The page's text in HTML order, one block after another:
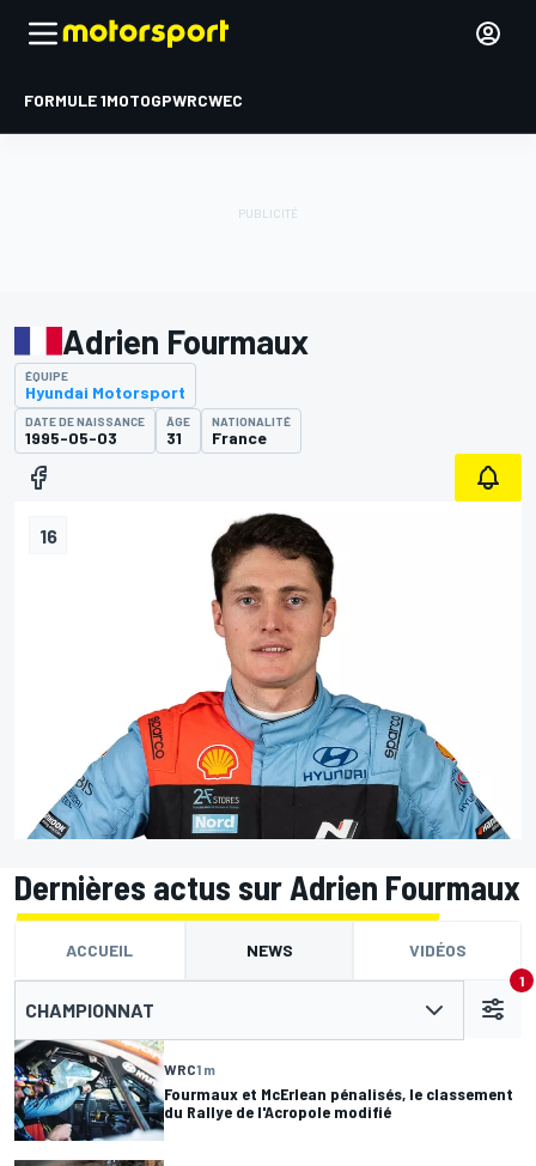
FORMULE 1MOTOGPWRCWEC
16
Adrien Fourmaux
ÉQUIPE
Hyundai Motorsport
DATE DE NAISSANCE
1995-05-03
ÂGE
31
NATIONALITÉ
France
Dernières actus sur Adrien Fourmaux
ACCUEIL NEWS VIDÉOS
CHAMPIONNAT
1
WRC1 m
Fourmaux et McErlean pénalisés, le classement
du Rallye de l'Acropole modifié